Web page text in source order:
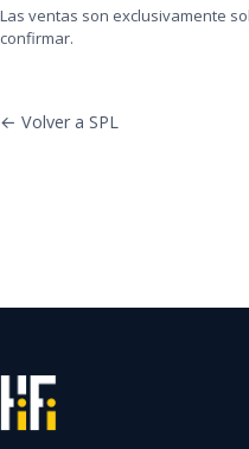
Las ventas son exclusivamente
confirmar.
← Volver a SPL